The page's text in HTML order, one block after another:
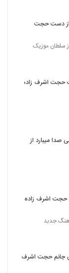
از دست حجت
سلطان موزیک
حجت اشرف زاده
صدا میبارد از
حجت اشرف زاده
جدبد
جانم حجت اشرف